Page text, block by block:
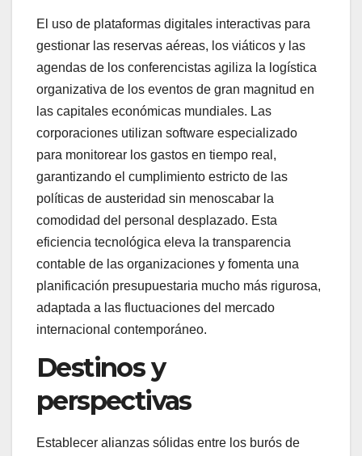
El uso de plataformas digitales interactivas para
gestionar las reservas aéreas, los viáticos y las
agendas de los conferencistas agiliza la logística
organizativa de los eventos de gran magnitud en
las capitales económicas mundiales. Las
corporaciones utilizan software especializado
para monitorear los gastos en tiempo real,
garantizando el cumplimiento estricto de las
políticas de austeridad sin menoscabar la
comodidad del personal desplazado. Esta
eficiencia tecnológica eleva la transparencia
contable de las organizaciones y fomenta una
planificación presupuestaria mucho más rigurosa,
adaptada a las fluctuaciones del mercado
internacional contemporáneo.
Destinos y
perspectivas
Establecer alianzas sólidas entre los burós de